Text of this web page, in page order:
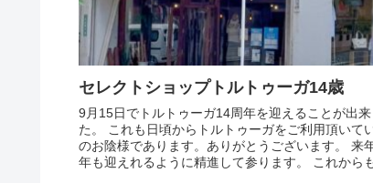
セレクトショップトルトゥーガ14歳
9月15日でトルトゥーガ14周年を迎えることが出来
た。 これも日頃からトルトゥーガをご利用頂いて
のお陰様であります。ありがとうございます。 来
年も迎えれるように精進して参ります。 これから